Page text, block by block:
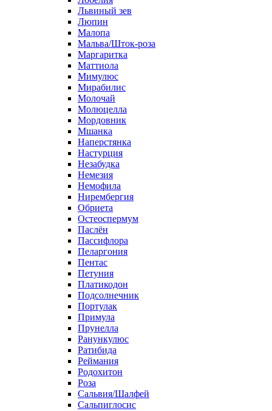
Львиный зев
Люпин
Малопа
Мальва/Шток-роза
Маргаритка
Маттиола
Мимулюс
Мирабилис
Молочай
Молюцелла
Мордовник
Мшанка
Наперстянка
Настурция
Незабудка
Немезия
Немофила
Нирембергия
Обриета
Остеоспермум
Паслён
Пассифлора
Пеларгония
Пентас
Петуния
Платикодон
Подсолнечник
Портулак
Примула
Прунелла
Ранункулюс
Ратибида
Реймания
Родохитон
Роза
Сальвия/Шалфей
Сальпиглосис